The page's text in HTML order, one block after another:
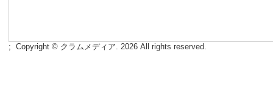
; Copyright © クラムメディア. 2026 All rights reserved.